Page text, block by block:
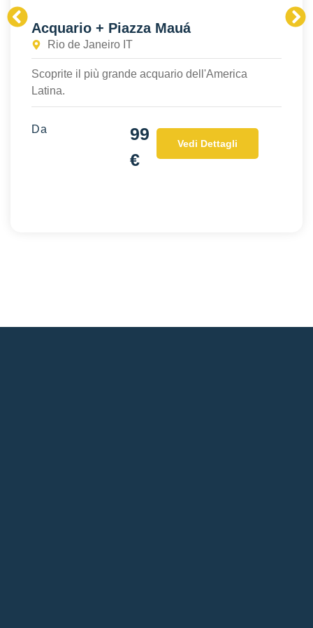
Acquario + Piazza Mauá
Rio de Janeiro IT
Scoprite il più grande acquario dell'America
Latina.
Da
99
€
Vedi Dettagli